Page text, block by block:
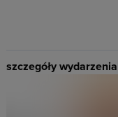
szczegóły wydarzenia